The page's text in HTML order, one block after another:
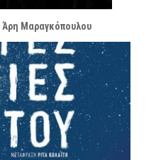
Άρη Μαραγκόπουλου